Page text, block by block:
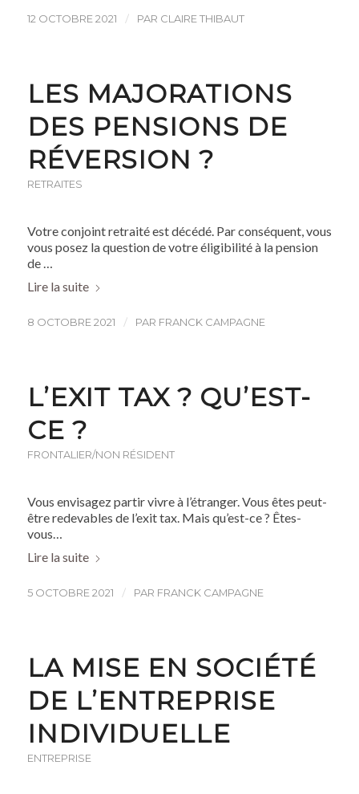
12 OCTOBRE 2021 / PAR CLAIRE THIBAUT
LES MAJORATIONS
DES PENSIONS DE
RÉVERSION ?
RETRAITES
Votre conjoint retraité est décédé. Par conséquent, vous
vous posez la question de votre éligibilité à la pension
de …
Lire la suite
8 OCTOBRE 2021 / PAR FRANCK CAMPAGNE
L’EXIT TAX ? QU’EST-
CE ?
FRONTALIER/NON RÉSIDENT
Vous envisagez partir vivre à l’étranger. Vous êtes peut-
être redevables de l’exit tax. Mais qu’est-ce ? Êtes-
vous…
Lire la suite
5 OCTOBRE 2021 / PAR FRANCK CAMPAGNE
LA MISE EN SOCIÉTÉ
DE L’ENTREPRISE
INDIVIDUELLE
ENTREPRISE